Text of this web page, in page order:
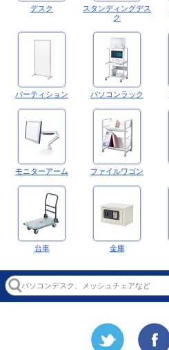
デスク
スタンディングデス
ク
パーティション パソコンラック
モニターアーム ファイルワゴン
台車 金庫